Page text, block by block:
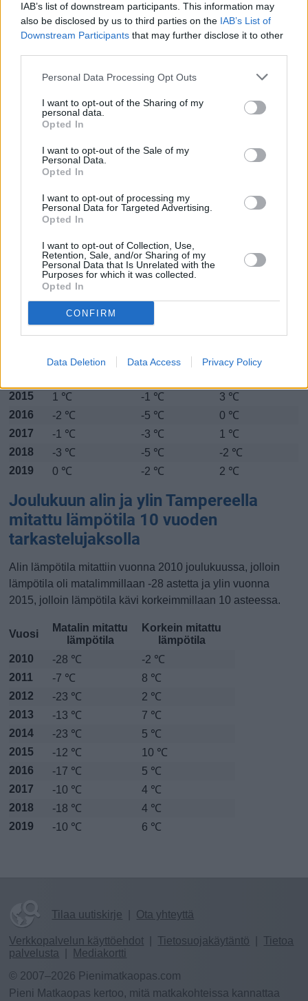
IAB’s list of downstream participants. This information may
also be disclosed by us to third parties on the IAB’s List of
Downstream Participants that may further disclose it to other
Personal Data Processing Opt Outs
I want to opt-out of the Sharing of my
personal data.
Opted In
I want to opt-out of the Sale of my
Personal Data.
Opted In
I want to opt-out of processing my
Personal Data for Targeted Advertising.
Opted In
I want to opt-out of Collection, Use,
Retention, Sale, and/or Sharing of my
Personal Data that Is Unrelated with the
Purposes for which it was collected.
Opted In
CONFIRM
Data Deletion Data Access Privacy Policy
Entä muut kuukaudet? Miten lämmintä
Tampereella on ollut...
Heinäkuussa
Lokakuussa Marraskuussa Joulukuussa
10 vuoden tarkastelujaksolla
Vuorokauden
keskilämpötila
Alin
lämpötila
Ylin
2010
-12 ℃ -15 ℃
-9 ℃
2011
1 ℃ -1 ℃
0 ℃ -2 ℃
2 ℃
2015
1 ℃ -1 ℃
3 ℃
2016
-2 ℃ -5 ℃
0 ℃
2017
-1 ℃ -3 ℃
1 ℃
2018
-3 ℃ -5 ℃
-2 ℃
2019
0 ℃ -2 ℃ 2 ℃
Joulukuun alin ja ylin Tampereella
mitattu lämpötila 10 vuoden
tarkastelujaksolla
Alin lämpötila mitattiin vuonna 2010 joulukuussa, jolloin
lämpötila oli matalimmillaan -28 astetta ja ylin vuonna
2015, jolloin lämpötila kävi korkeimmillaan 10 asteessa.
Vuosi
Matalin mitattu
lämpötila
Korkein mitattu
lämpötila
2010
-28 ℃
-2 ℃
2011
-7 ℃
8 ℃
2012
-23 ℃
2 ℃
2013
-13 ℃
7 ℃
2014
-23 ℃
5 ℃
2015
-12 ℃
10 ℃
2016
-17 ℃
5 ℃
2017
-10 ℃
4 ℃
2018
-18 ℃
4 ℃
2019
-10 ℃ 6 ℃
Tilaa uutiskirje Ota yhteyttä
Verkkopalvelun käyttöehdot Tietosuojakäytäntö
Tietoa
palvelusta
Mediakortti
© 2007–2026 Pienimatkaopas.com
Pieni Matkaopas kertoo, mitä matkakohteissa kannattaa